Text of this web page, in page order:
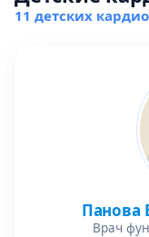
11 детских
Панова
Врач